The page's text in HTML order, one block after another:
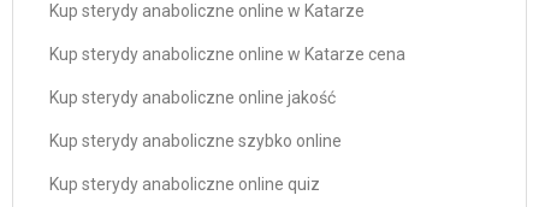
Kup sterydy anaboliczne online w Katarze
Kup sterydy anaboliczne online w Katarze cena
Kup sterydy anaboliczne online jakość
Kup sterydy anaboliczne szybko online
Kup sterydy anaboliczne online quiz